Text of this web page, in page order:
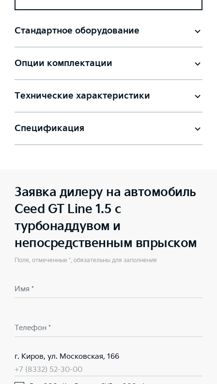
Стандартное оборудование
Опции комплектации
Технические характеристики
Спецификация
Заявка дилеру на автомобиль
Ceed GT Line 1.5 с
турбонаддувом и
непосредственным впрыском
Поля, отмеченные *, обязательны для заполнения
Имя *
Телефон *
г. Киров, ул. Московская, 166
+7 (8332) 52-30-00